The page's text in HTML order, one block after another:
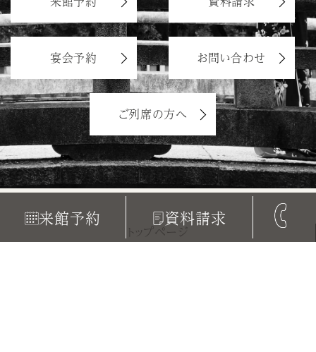
来館予約 資料請求
宴会予約 お問い合わせ
ご列席の方へ
トップページ